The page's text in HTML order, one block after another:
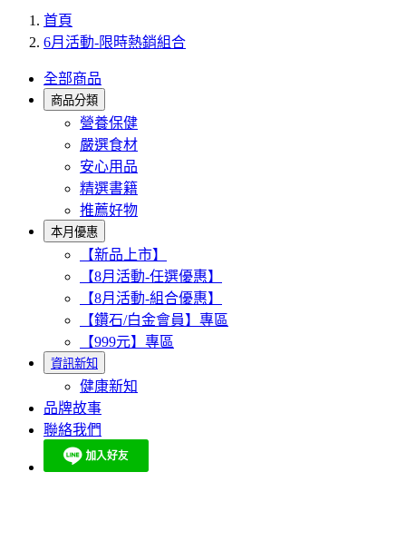
首頁
6月活動-限時熱銷組合
全部商品
商品分類
營養保健
嚴選食材
安心用品
精選書籍
推薦好物
本月優惠
【新品上市】
【8月活動-任選優惠】
【8月活動-組合優惠】
【鑽石/白金會員】專區
【999元】專區
資訊新知
健康新知
品牌故事
聯絡我們